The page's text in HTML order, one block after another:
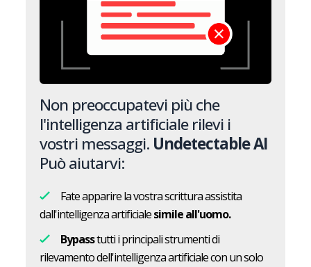
Non preoccupatevi più che
l'intelligenza artificiale rilevi i
vostri messaggi. Undetectable AI
Può aiutarvi:
Fate apparire la vostra scrittura assistita
dall'intelligenza artificialesimile all'uomo.
Bypasstutti i principali strumenti di
rilevamento dell'intelligenza artificiale con un solo